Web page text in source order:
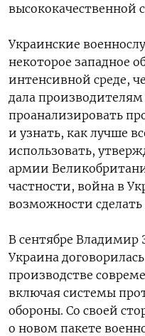
высококачественной
Украинские
некоторое западное
интенсивной среде,
дала
проанализировать
и узнать, как лучше
использовать,
армии
частности, война в
возможности
В сентябре Владимир
Украина
производстве
включая системы
обороны. Со своей
о новом пакете